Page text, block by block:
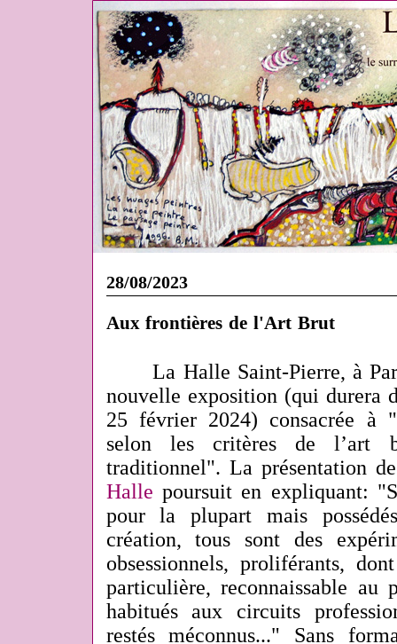
28/08/2023
Aux frontières de l'Art Brut
La Halle Saint-Pierre, à
nouvelle exposition (qui durera
25 février 2024) consacrée à
selon les critères de l’art
traditionnel". La présentation
Halle poursuit en expliquant:
pour la plupart mais
création, tous sont des
obsessionnels, proliférants,
particulière, reconnaissable au
habitués aux circuits
restés méconnus..." Sans